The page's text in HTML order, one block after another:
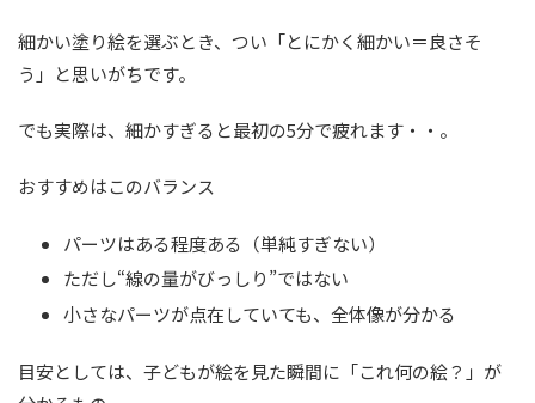
細かい塗り絵を選ぶとき、つい「とにかく細かい＝良さそ
う」と思いがちです。
でも実際は、細かすぎると最初の5分で疲れます・・。
おすすめはこのバランス
パーツはある程度ある（単純すぎない）
ただし“線の量がびっしり”ではない
小さなパーツが点在していても、全体像が分かる
目安としては、子どもが絵を見た瞬間に「これ何の絵？」が